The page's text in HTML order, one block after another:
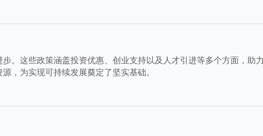
。这些政策涵盖投资优惠、创业支持以及人才引进等多个方面，助
，为实现可持续发展奠定了坚实基础。